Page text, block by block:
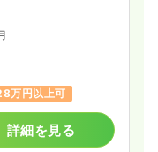
万円以上可
詳細を見る